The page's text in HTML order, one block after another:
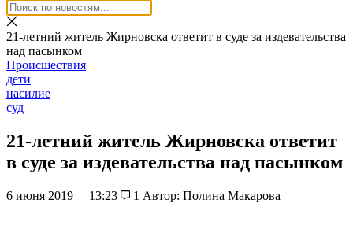
21-летний житель Жирновска ответит в суде за издевательства
над пасынком
Происшествия
дети
насилие
суд
21-летний житель Жирновска ответит
в суде за издевательства над пасынком
6 июня 2019 13:23 1 Автор: Полина Макарова